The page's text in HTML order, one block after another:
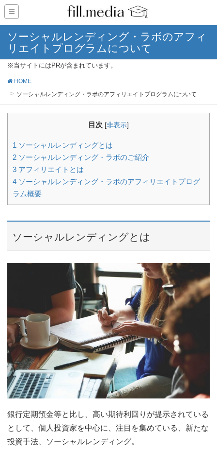
ソーシャルレンディング・ラボのアフィ
リエイトプログラムについて
※当サイトにはPRが含まれています。
HOME
ソーシャルレンディング・ラボのアフィリエイトプログラムについて
目次 [非表示]
1 ソーシャルレンディングとは
2 ソーシャルレンディング・ラボのご紹介
3 アフィリエイトとは
4 ソーシャルレンディング・ラボのアフィリエイトプログ
ラム概要
ソーシャルレンディングとは
銀行定期預金等と比し、高い期待利回りが提示されている
として、個人投資家を中心に、注目を集めている、新たな
投資手法、ソーシャルレンディング。